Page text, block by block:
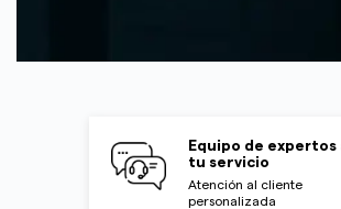
Equipo de expertos
tu servicio
Atención al cliente
personalizada